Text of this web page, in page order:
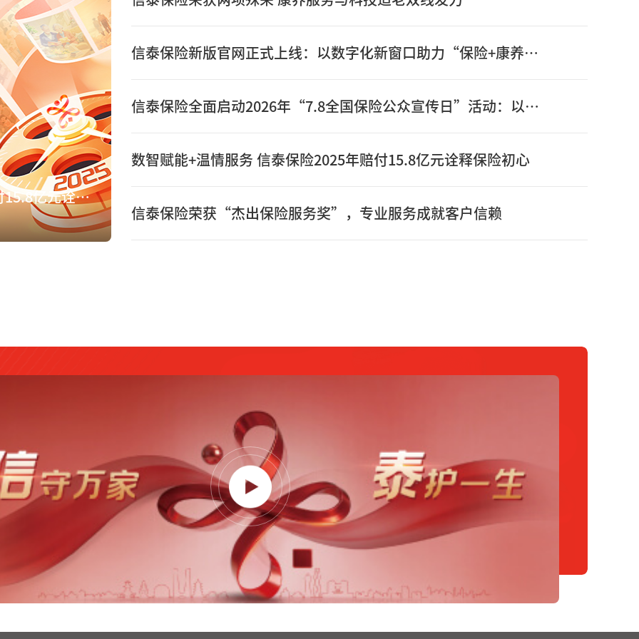
数智赋能+温情服务 信泰保险2025年赔付15.8亿元诠释保险初心
信泰保险新版官网正式上线：以数字化新窗口助力“保险+康养”高质量发展
信泰保险全面启动2026年“7.8全国保险公众宣传日”活动：以奋进姿态书写“十五五”开局之年保险答卷
数智赋能+温情服务 信泰保险2025年赔付15.8亿元诠释保险初心
信泰保险荣获“杰出保险服务奖”，专业服务成就客户信赖